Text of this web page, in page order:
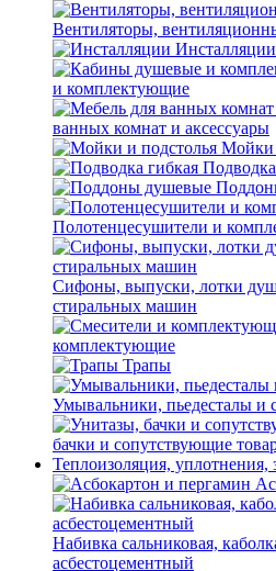
Вентиляторы,
Инсталляции
и комплектующие
ванных комнат и аксессуары
Мойки
Полотенцесушители и
Сифоны, выпуски, лотки
стиральных машин
комплектующие
Трапы
Умывальники, пьедесталы и
бачки и сопутствующие
Теплоизоляция,
Набивка сальниковая,
асбестоцементный